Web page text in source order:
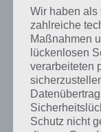
Kurze
Garten
Garten ist die
1 Wort, doch
dazu zu wissen?
Lösungen
Begriffserklärung!
Wir haben als
zahlreiche
Maßnahmen
lückenlosen
verarbeiteten
Schutz nicht